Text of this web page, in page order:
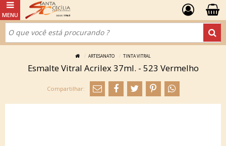
ARTESANATO TINTA VITRAL
Esmalte Vitral Acrilex 37ml. - 523 Vermelho